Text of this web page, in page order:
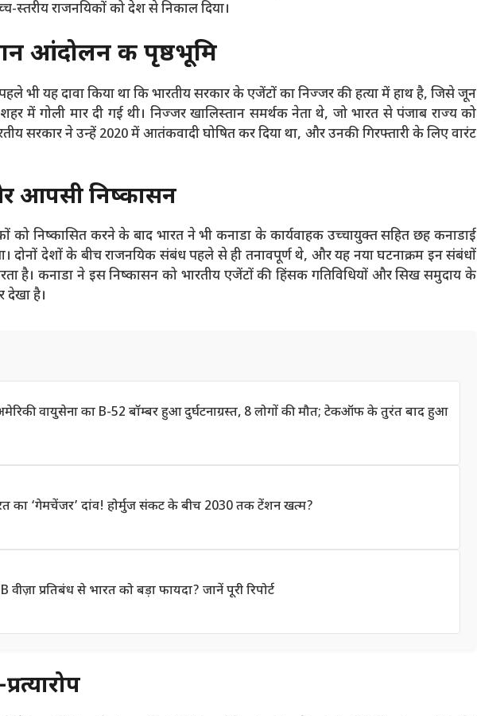
स्तरीय राजनयिकों को देश से निकाल दिया।
आंदोलन की पृष्ठभूमि
पहले भी यह दावा किया था कि भारतीय सरकार के एजेंटों का निज्जर की हत्या में हाथ है, जिसे जून
में गोली मार दी गई थी। निज्जर खालिस्तान समर्थक नेता थे, जो भारत से पंजाब राज्य को
सरकार ने उन्हें 2020 में आतंकवादी घोषित कर दिया था, और उनकी गिरफ्तारी के लिए वारंट
आपसी निष्कासन
को निष्कासित करने के बाद भारत ने भी कनाडा के कार्यवाहक उच्चायुक्त सहित छह कनाडाई
दोनों देशों के बीच राजनयिक संबंध पहले से ही तनावपूर्ण थे, और यह नया घटनाक्रम इन संबंधों
है। कनाडा ने इस निष्कासन को भारतीय एजेंटों की हिंसक गतिविधियों और सिख समुदाय के
देखा है।
वायुसेना का B-52 बॉम्बर हुआ दुर्घटनाग्रस्त, 8 लोगों की मौत; टेकऑफ के तुरंत बाद हुआ
का ‘गेमचेंजर’ दांव! होर्मुज संकट के बीच 2030 तक टेंशन खत्म?
प्रतिबंध से भारत को बड़ा फायदा? जानें पूरी रिपोर्ट